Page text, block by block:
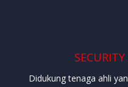
Didukung tenaga ahli